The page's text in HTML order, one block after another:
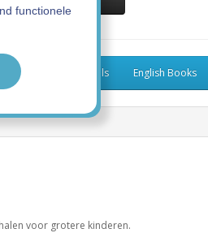
Graphic Novels English Books
voor grotere kinderen.
functionele